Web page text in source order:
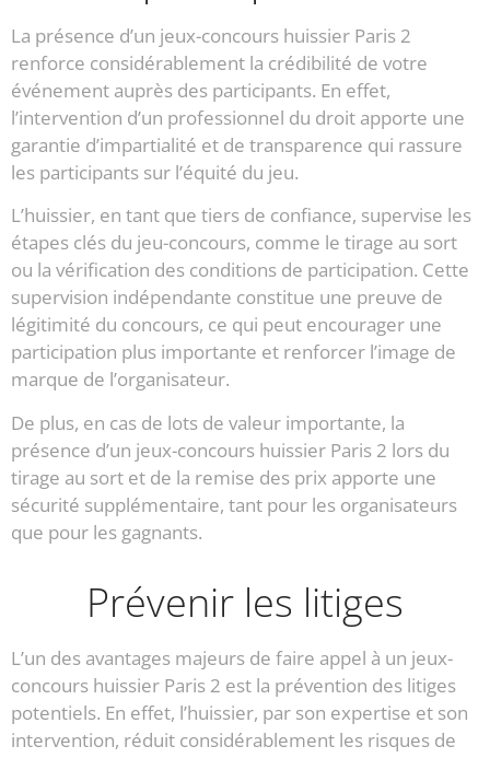
La présence d’un jeux-concours huissier Paris 2
renforce considérablement la crédibilité de votre
événement auprès des participants. En effet,
l’intervention d’un professionnel du droit apporte une
garantie d’impartialité et de transparence qui rassure
les participants sur l’équité du jeu.
L’huissier, en tant que tiers de confiance, supervise les
étapes clés du jeu-concours, comme le tirage au sort
ou la vérification des conditions de participation. Cette
supervision indépendante constitue une preuve de
légitimité du concours, ce qui peut encourager une
participation plus importante et renforcer l’image de
marque de l’organisateur.
De plus, en cas de lots de valeur importante, la
présence d’un jeux-concours huissier Paris 2 lors du
tirage au sort et de la remise des prix apporte une
sécurité supplémentaire, tant pour les organisateurs
que pour les gagnants.
Prévenir les litiges
L’un des avantages majeurs de faire appel à un jeux-
concours huissier Paris 2 est la prévention des litiges
potentiels. En effet, l’huissier, par son expertise et son
intervention, réduit considérablement les risques de